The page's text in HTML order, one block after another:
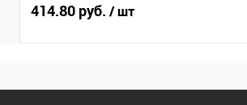
цвет
414.80 руб. / шт